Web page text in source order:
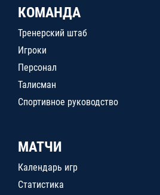
КОМАНДА
Тренерский штаб
Игроки
Персонал
Талисман
Спортивное руководство
МАТЧИ
Календарь игр
Статистика